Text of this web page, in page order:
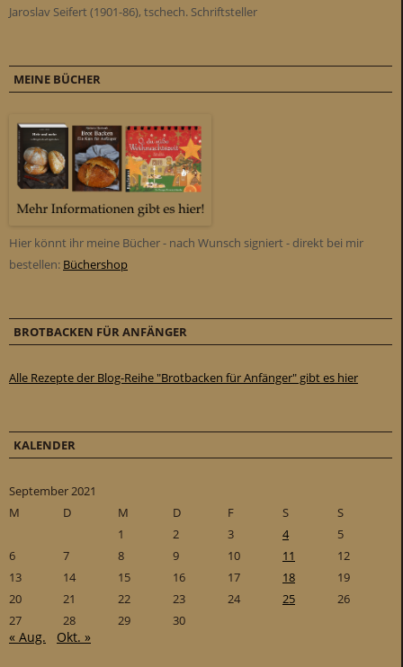
Jaroslav Seifert (1901-86), tschech. Schriftsteller
MEINE BÜCHER
Hier könnt ihr meine Bücher - nach Wunsch signiert - direkt bei mir
bestellen: Büchershop
BROTBACKEN FÜR ANFÄNGER
Alle Rezepte der Blog-Reihe "Brotbacken für Anfänger" gibt es hier
KALENDER
September 2021
M
D M D F S
S
1
2 3 4
5
6
7 8 9 10 11
12
13
14 15 16 17 18
19
20
21 22 23 24 25
26
27
28 29 30
« Aug. Okt. »